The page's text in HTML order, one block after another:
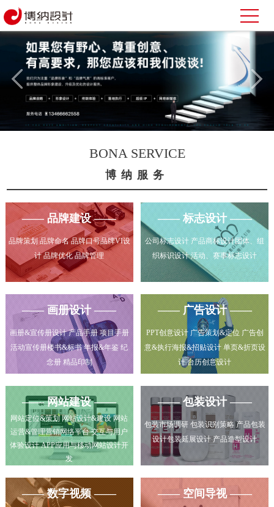
BONA SERVICE
博纳服务
—— 品牌建设 ——
品牌策划 品牌命名 品牌口号品牌VI设
计 品牌优化 品牌管理
—— 标志设计 ——
公司标志设计 产品商标设计团体、组
织标识设计 活动、赛事标志设计
—— 画册设计 ——
画册&宣传册设计 产品手册 项目手册
活动宣传册楼书&标书 年报&年鉴 纪
念册 精品印制
—— 广告设计 ——
PPT创意设计 广告策划&定位 广告创
意&执行海报&招贴设计 单页&折页设
计 台历创意设计
—— 网站建设 ——
网站定位&策划 网站设计&建设 网站
运营&管理营销网络平台 交互与用户
体验设计 APP应用与移动网站设计开
发
—— 包装设计 ——
包装市场调研 包装识别策略 产品包装
设计包装延展设计 产品造型设计
—— 数字视频 —— —— 空间导视 ——